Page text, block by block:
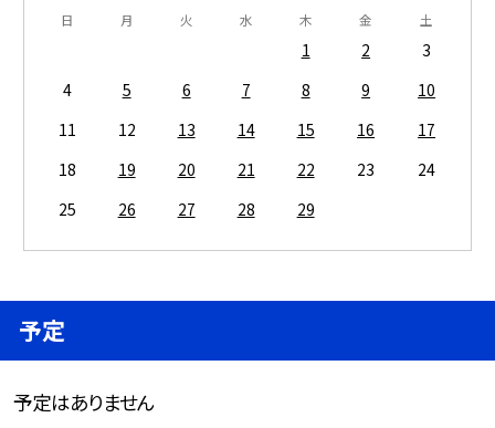
日 月 火 水 木 金 土
1 2
3
4
5 6 7 8 9
10
11
12 13 14 15 16
17
18
19 20 21 22 23
24
25
26 27 28 29
予定
予定はありません